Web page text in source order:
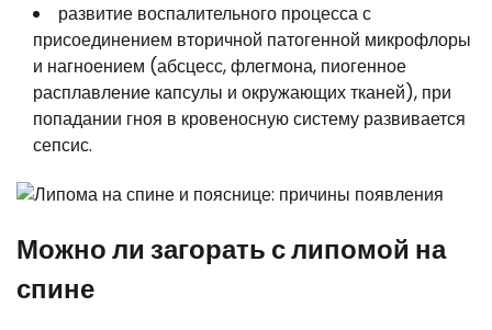
развитие воспалительного процесса с
присоединением вторичной патогенной микрофлоры
и нагноением (абсцесс, флегмона, пиогенное
расплавление капсулы и окружающих тканей), при
попадании гноя в кровеносную систему развивается
сепсис.
Можно ли загорать с липомой на
спине